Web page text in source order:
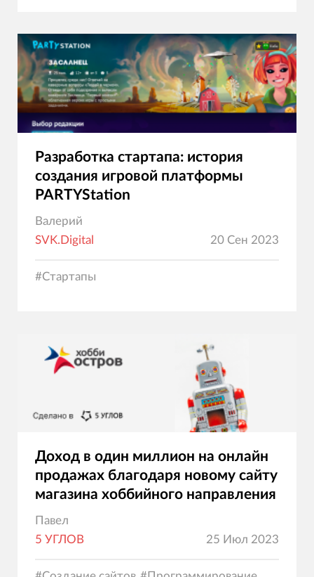
Разработка стартапа: история
создания игровой платформы
PARTYStation
Валерий
SVK.Digital
20 Сен 2023
#Стартапы
Доход в один миллион на онлайн
продажах благодаря новому сайту
магазина хоббийного направления
Павел
5 УГЛОВ
25 Июл 2023